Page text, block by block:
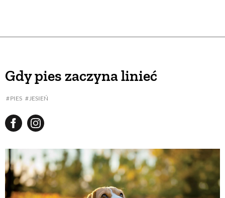
Gdy pies zaczyna linieć
PIES JESIEŃ